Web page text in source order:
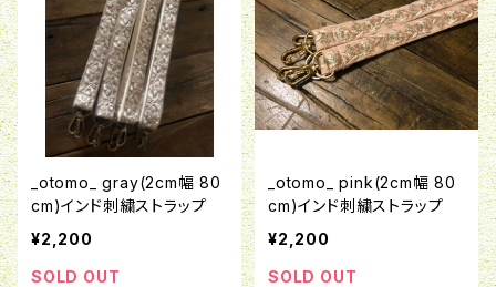
_otomo_ gray(2cm幅 80
cm)インド刺繍ストラップ
¥2,200
SOLD OUT
_otomo_ pink(2cm幅 80
cm)インド刺繍ストラップ
¥2,200
SOLD OUT